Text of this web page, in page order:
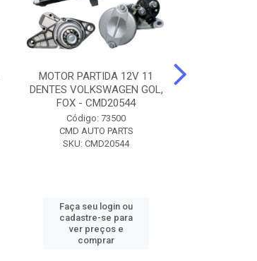
MOTOR PARTIDA 12V 11
DENTES VOLKSWAGEN GOL,
FOX - CMD20544
Código: 73500
CMD AUTO PARTS
SKU: CMD20544
Faça seu login ou
cadastre-se para
ver preços e
comprar